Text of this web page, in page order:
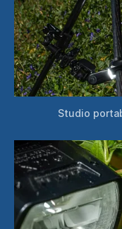
Studio